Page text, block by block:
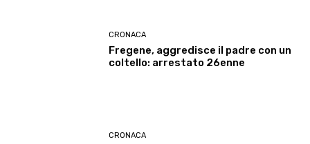
CRONACA
Fregene, aggredisce il padre con un
coltello: arrestato 26enne
CRONACA